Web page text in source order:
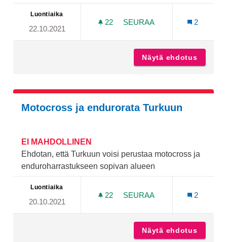
Luontiaika
22.10.2021
22 22 SEURAAJAA
SEURAA
2
Näytä ehdotus
Motocross ja endurorata Turkuun
EI MAHDOLLINEN
Ehdotan, että Turkuun voisi perustaa motocross ja
enduroharrastukseen sopivan alueen
Luontiaika
20.10.2021
22 22 SEURAAJAA
SEURAA
2
Näytä ehdotus